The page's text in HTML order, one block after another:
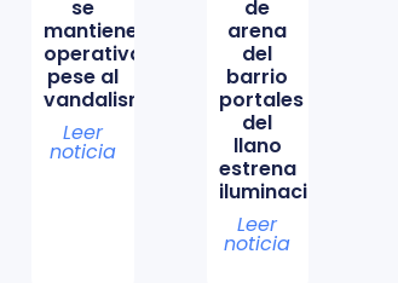
se
mantiene
operativa
pese al
vandalismo
Leer
noticia
de
arena
del
barrio
portales
del
llano
estrena
iluminación
Leer
noticia